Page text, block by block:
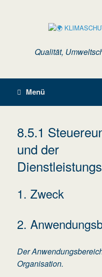
Qualität,
Menü
8.5.1
und der
1. Zweck
2.
Der
Organisation.